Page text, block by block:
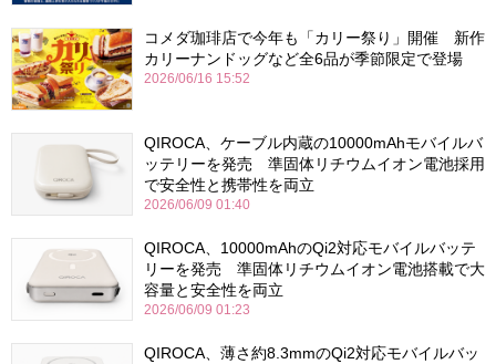
コメダ珈琲店で今年も「カリー祭り」開催 新作
カリーナンドッグなど全6品が季節限定で登場
2026/06/16 15:52
QIROCA、ケーブル内蔵の10000mAhモバイルバ
ッテリーを発売 準固体リチウムイオン電池採用
で安全性と携帯性を両立
2026/06/09 01:40
QIROCA、10000mAhのQi2対応モバイルバッテ
リーを発売 準固体リチウムイオン電池搭載で大
容量と安全性を両立
2026/06/09 01:23
QIROCA、薄さ約8.3mmのQi2対応モバイルバッ